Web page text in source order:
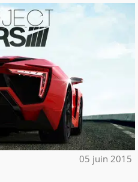
05 juin 2015